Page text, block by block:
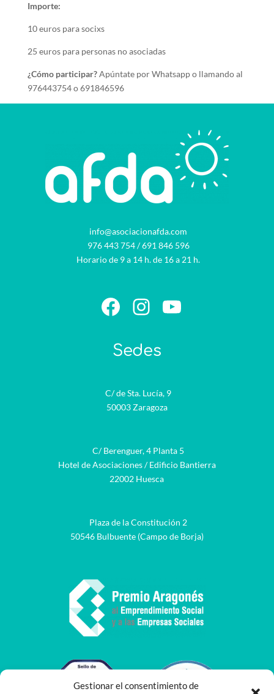
Gestionar el consentimiento de
Importe:
10 euros para socixs
25 euros para personas no asociadas
¿Cómo participar?Apúntate por Whatsapp o llamando al
976443754 o 691846596
info@asociacionafda.com
976 443 754/691 846 596
Horario de 9 a 14 h. de 16 a 21 h.
Facebook
Instagram
YouTube
Sedes
C/ de Sta. Lucía, 9
50003 Zaragoza
C/ Berenguer, 4 Planta 5
Hotel de Asociaciones / Edificio Bantierra
22002 Huesca
Plaza de la Constitución 2
50546 Bulbuente (Campo de Borja)